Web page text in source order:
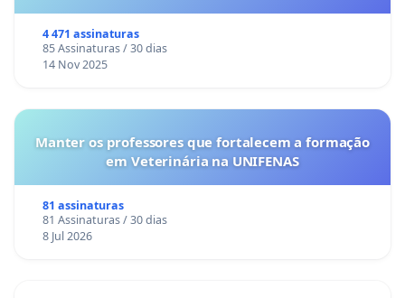
4 471 assinaturas
85 Assinaturas / 30 dias
14 Nov 2025
Manter os professores que fortalecem a formação
em Veterinária na UNIFENAS
81 assinaturas
81 Assinaturas / 30 dias
8 Jul 2026